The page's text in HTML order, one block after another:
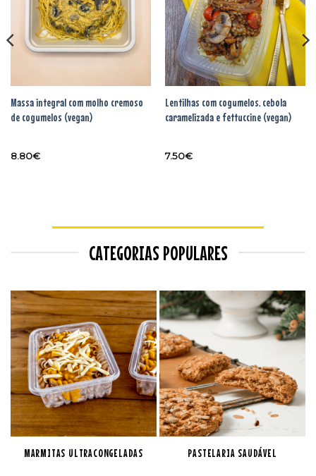
Massa integral com molho cremoso
de cogumelos (vegan)
8.80€
Lentilhas com cogumelos, cebola
caramelizada e fettuccine (vegan)
7.50€
CATEGORIAS POPULARES
MARMITAS ULTRACONGELADAS PASTELARIA SAUDÁVEL